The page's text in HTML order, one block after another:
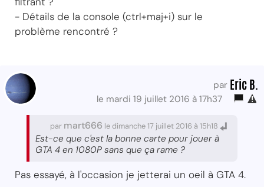
- Détails de la console (ctrl+maj+i) sur le
problème rencontré ?
par Eric B.
le mardi 19 juillet 2016 à 17h37
par mart666 le dimanche 17 juillet 2016 à 15h18
Est-ce que c'est la bonne carte pour jouer à
GTA 4 en 1080P sans que ça rame ?
Pas essayé, à l'occasion je jetterai un oeil à GTA 4.